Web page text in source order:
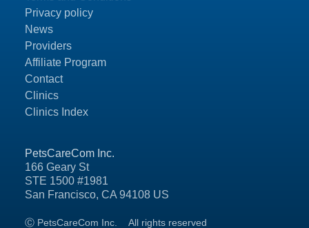
PetsCareCom Inc.
166 Geary St
STE 1500 #1981
San Francisco, CA 94108 US
Ⓒ PetsCareCom Inc. All rights reserved
Privacy policy
News
Providers
Affiliate Program
Contact
Clinics
Clinics Index